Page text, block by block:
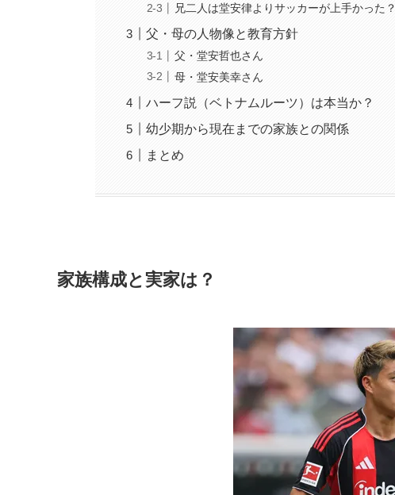
兄二人は堂安律よりサッカーが上手かった？
父・母の人物像と教育方針
父・堂安哲也さん
母・堂安美幸さん
ハーフ説（ベトナムルーツ）は本当か？
幼少期から現在までの家族との関係
まとめ
家族構成と実家は？